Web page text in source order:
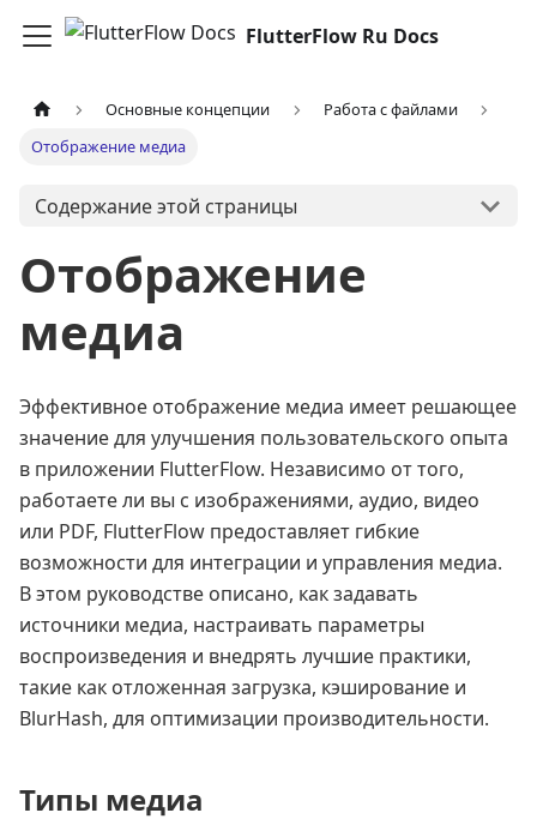
FlutterFlow Ru Docs
Основные концепции
Работа с файлами
Отображение медиа
Содержание этой страницы
Отображение
медиа
Эффективное отображение медиа имеет решающее
значение для улучшения пользовательского опыта
в приложении FlutterFlow. Независимо от того,
работаете ли вы с изображениями, аудио, видео
или PDF, FlutterFlow предоставляет гибкие
возможности для интеграции и управления медиа.
В этом руководстве описано, как задавать
источники медиа, настраивать параметры
воспроизведения и внедрять лучшие практики,
такие как отложенная загрузка, кэширование и
BlurHash, для оптимизации производительности.
Типы медиа